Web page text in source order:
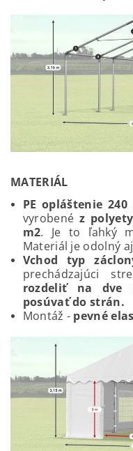
MATERIÁL
PE opláštenie
vyrobené z
m2. Je to ľahký
Materiál je odolný
Vchod typ
prechádzajúci
rozdeliť na dve
posúvať do strán.
Montáž - pevné